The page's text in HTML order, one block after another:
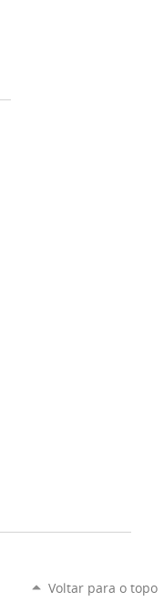
Voltar para o topo